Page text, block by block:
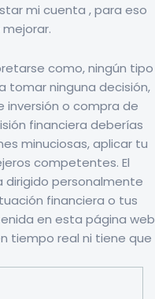
mi cuenta , para eso
como, ningún tipo
tomar ninguna decisión,
inversión o compra de
financiera deberías
minuciosas, aplicar tu
competentes. El
dirigido personalmente
financiera o tus
en esta página web
tiempo real ni tiene que